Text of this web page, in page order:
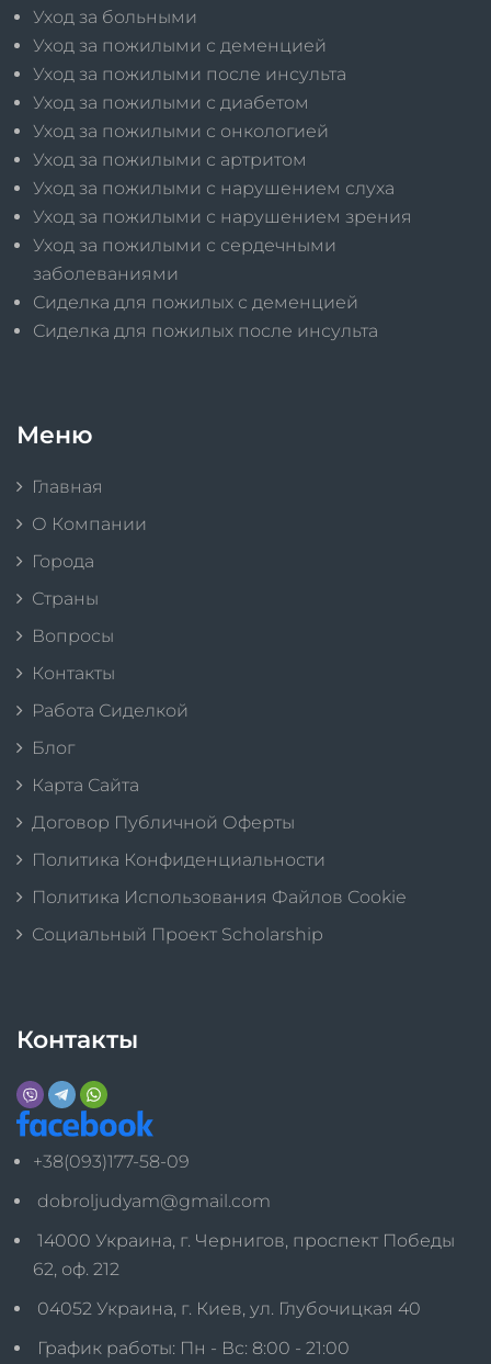
Уход за больными
Уход за пожилыми с деменцией
Уход за пожилыми после инсульта
Уход за пожилыми с диабетом
Уход за пожилыми с онкологией
Уход за пожилыми с артритом
Уход за пожилыми с нарушением слуха
Уход за пожилыми с нарушением зрения
Уход за пожилыми с сердечными
заболеваниями
Сиделка для пожилых с деменцией
Сиделка для пожилых после инсульта
Меню
Главная
О Компании
Города
Страны
Вопросы
Контакты
Работа Сиделкой
Блог
Карта Сайта
Договор Публичной Оферты
Политика Конфиденциальности
Политика Использования Файлов Cookie
Социальный Проект Scholarship
Контакты
+38(093)177-58-09
dobroljudyam@gmail.com
14000 Украина, г. Чернигов, проспект Победы
62, оф. 212
04052 Украина, г. Киев, ул. Глубочицкая 40
График работы: Пн - Вс: 8:00 - 21:00